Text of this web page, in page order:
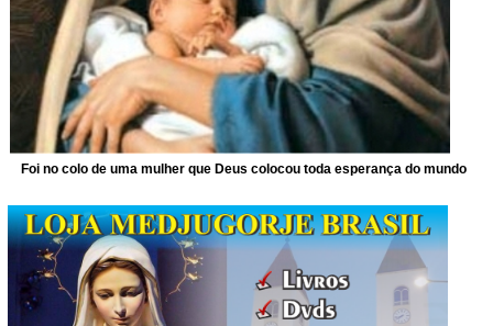
Foi no colo de uma mulher que Deus colocou toda esperança do mundo